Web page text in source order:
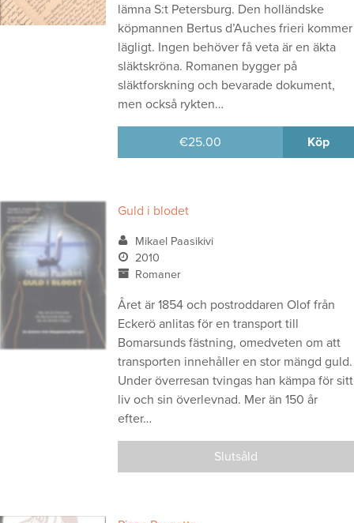
lämna S:t Petersburg. Den holländske
köpmannen Bertus d’Auches frieri kommer
lägligt. Ingen behöver få veta är en äkta
släktskröna. Romanen bygger på
släktforskning och bevarade dokument,
men också rykten…
€25.00 Köp
Guld i blodet
Mikael Paasikivi
2010
Romaner
Året är 1854 och postroddaren Olof från
Eckerö anlitas för en transport till
Bomarsunds fästning, omedveten om att
transporten innehåller en stor mängd guld.
Under överresan tvingas han kämpa för sitt
liv och sin överlevnad. Mer än 150 år
efter…
Slutsåld